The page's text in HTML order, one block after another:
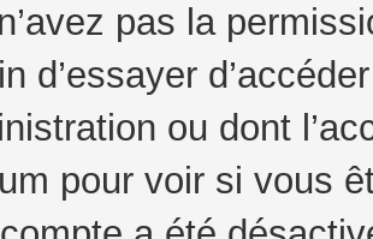
pas la
d’essayer
ou dont
pour voir si vous